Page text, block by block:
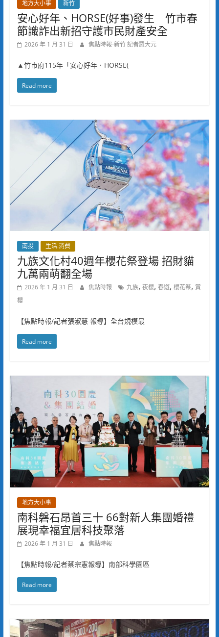
地方大小事 新竹
安心好年、HORSE(好事)發生 竹市春
節識詐出新招守護市民財產安全
2026 年 1 月 31 日 焦點時報-新竹 記者羅大元
▲竹市府115年「安心好年．HORSE(
Read more
南投 生活.消費
九族文化村40週年櫻花祭登場 招財貓
九萬兩萌翻全場
2026 年 1 月 31 日 焦點時報 九族, 夜櫻, 春遊, 櫻花祭, 賞
櫻
【焦點時報/記者張淑慧 報導】全台規模最
Read more
地方大小事
南科磐石昂首三十 66對新人集團婚禮
展現幸福宜居科技聚落
2026 年 1 月 31 日 焦點時報
【焦點時報/記者蔡宗憲報導】南部科學園區
Read more